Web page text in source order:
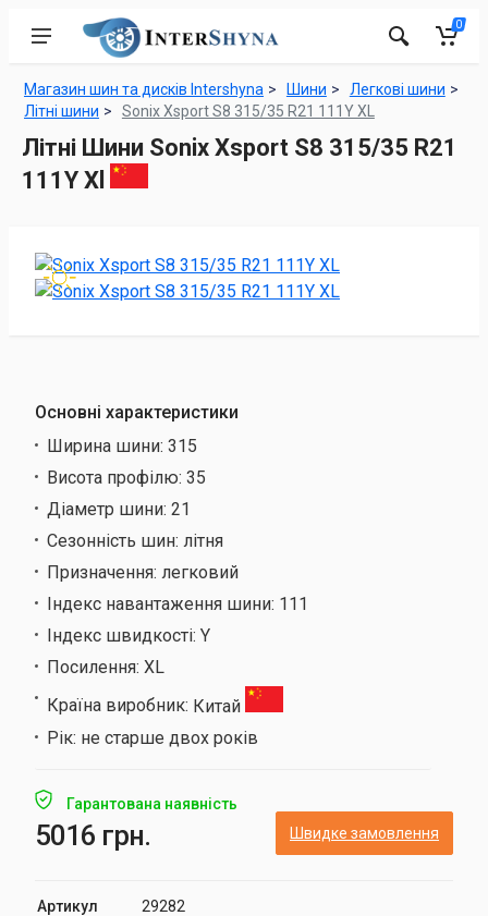
0
Магазин шин та дисків Intershyna Шини
Легкові шини
Літні шини
Sonix Xsport S8 315/35 R21 111Y XL
Літні Шини Sonix Xsport S8 315/35 R21
111Y Xl
Основні характеристики
Ширина шини: 315
Висота профілю: 35
Діаметр шини: 21
Сезонність шин: літня
Призначення: легковий
Індекс навантаження шини: 111
Індекс швидкості: Y
Посилення: XL
Країна виробник: Китай
Рік: не старше двох років
Гарантована наявність
5016 грн. Швидке замовлення
Артикул 29282